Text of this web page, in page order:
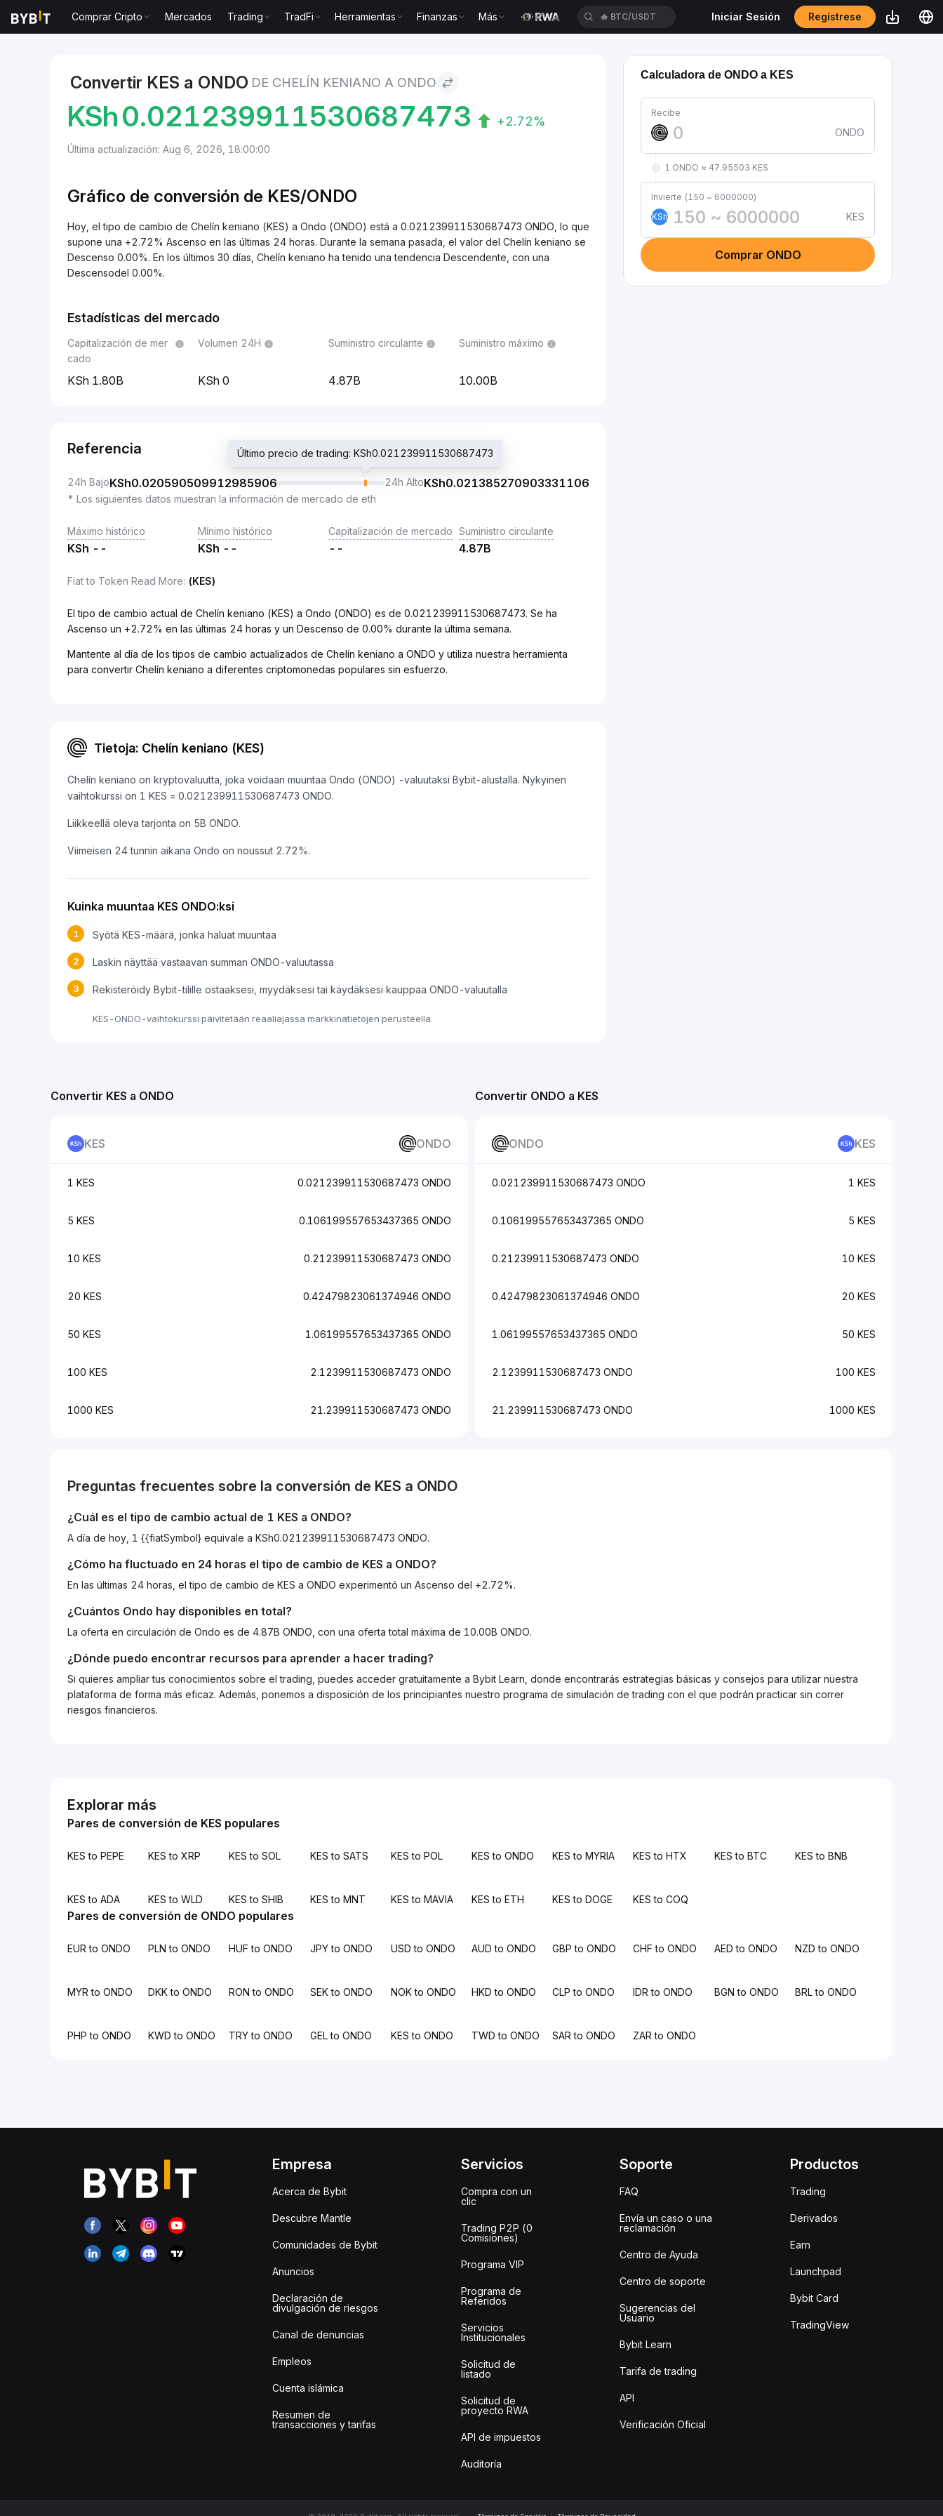
Comprar Cripto Mercados Trading TradFi Herramientas Finanzas Más 🔥 BTC/USDT Iniciar Sesión Regístrese
Convertir KES a ONDO DE CHELÍN KENIANO A ONDO
KSh0.021239911530687473 +2.72%
Última actualización: Aug 6, 2026, 18:00:00
Gráfico de conversión de KES/ONDO
Hoy, el tipo de cambio de Chelín keniano (KES) a Ondo (ONDO) está a 0.021239911530687473 ONDO, lo que
supone una +2.72% Ascenso en las últimas 24 horas. Durante la semana pasada, el valor del Chelín keniano se
Descenso 0.00%. En los últimos 30 días, Chelín keniano ha tenido una tendencia Descendente, con una
Descensodel 0.00%.
Estadísticas del mercado
Capitalización de mer
cado
1.80B
Volumen 24H
0
Suministro circulante
4.87B
Suministro máximo
10.00B
Referencia
24h BajoKSh0.020590509912985906
Último precio de trading: KSh0.021239911530687473
24h AltoKSh0.021385270903331106
* Los siguientes datos muestran la información de mercado de eth
Máximo histórico
KSh --
Mínimo histórico
KSh --
Capitalización de mercado
--
Suministro circulante
4.87B
Fiat to Token Read More: (KES)
El tipo de cambio actual de Chelín keniano (KES) a Ondo (ONDO) es de 0.021239911530687473. Se ha
Ascenso un +2.72% en las últimas 24 horas y un Descenso de 0.00% durante la última semana.
Mantente al día de los tipos de cambio actualizados de Chelín keniano a ONDO y utiliza nuestra herramienta
para convertir Chelín keniano a diferentes criptomonedas populares sin esfuerzo.
Tietoja: Chelín keniano (KES)
Chelín keniano on kryptovaluutta, joka voidaan muuntaa Ondo (ONDO) -valuutaksi Bybit-alustalla. Nykyinen
vaihtokurssi on 1 KES = 0.021239911530687473 ONDO.
Liikkeellä oleva tarjonta on 5B ONDO.
Viimeisen 24 tunnin aikana Ondo on noussut 2.72%.
Kuinka muuntaa KES ONDO:ksi
1 Syötä KES-määrä, jonka haluat muuntaa
2 Laskin näyttää vastaavan summan ONDO-valuutassa
3 Rekisteröidy Bybit-tilille ostaaksesi, myydäksesi tai käydäksesi kauppaa ONDO-valuutalla
KES-ONDO-vaihtokurssi päivitetään reaaliajassa markkinatietojen perusteella.
Calculadora de ONDO a KES
Recibe
ONDO
1 ONDO ≈ 47.95503 KES
Invierte (150 ~ 6000000)
KSh
KES
Comprar ONDO
Convertir ONDO a KES
ONDO KES
0.021239911530687473 ONDO 1 KES
0.106199557653437365 ONDO 5 KES
0.21239911530687473 ONDO 10 KES
0.42479823061374946 ONDO 20 KES
1.06199557653437365 ONDO 50 KES
2.1239911530687473 ONDO 100 KES
21.239911530687473 ONDO 1000 KES
Convertir KES a ONDO
KES ONDO
1 KES 0.021239911530687473 ONDO
5 KES 0.106199557653437365 ONDO
10 KES 0.21239911530687473 ONDO
20 KES 0.42479823061374946 ONDO
50 KES 1.06199557653437365 ONDO
100 KES 2.1239911530687473 ONDO
1000 KES 21.239911530687473 ONDO
Preguntas frecuentes sobre la conversión de KES a ONDO
¿Cuál es el tipo de cambio actual de 1 KES a ONDO?
A día de hoy, 1 {{fiatSymbol} equivale a KSh0.021239911530687473 ONDO.
¿Cómo ha fluctuado en 24 horas el tipo de cambio de KES a ONDO?
En las últimas 24 horas, el tipo de cambio de KES a ONDO experimentó un Ascenso del +2.72%.
¿Cuántos Ondo hay disponibles en total?
La oferta en circulación de Ondo es de 4.87B ONDO, con una oferta total máxima de 10.00B ONDO.
¿Dónde puedo encontrar recursos para aprender a hacer trading?
Si quieres ampliar tus conocimientos sobre el trading, puedes acceder gratuitamente a Bybit Learn, donde encontrarás estrategias básicas y consejos para utilizar nuestra
plataforma de forma más eficaz. Además, ponemos a disposición de los principiantes nuestro programa de simulación de trading con el que podrán practicar sin correr
riesgos financieros.
Explorar más
Pares de conversión de KES populares
KES to PEPE KES to XRP KES to SOL KES to SATS KES to POL KES to ONDO KES to MYRIA KES to HTX KES to BTC KES to BNB
KES to ADA KES to WLD KES to SHIB KES to MNT KES to MAVIA KES to ETH KES to DOGE KES to COQ
Pares de conversión de ONDO populares
EUR to ONDO PLN to ONDO HUF to ONDO JPY to ONDO USD to ONDO AUD to ONDO GBP to ONDO CHF to ONDO AED to ONDO NZD to ONDO
MYR to ONDO DKK to ONDO RON to ONDO SEK to ONDO NOK to ONDO HKD to ONDO CLP to ONDO IDR to ONDO BGN to ONDO BRL to ONDO
PHP to ONDO KWD to ONDO TRY to ONDO GEL to ONDO KES to ONDO TWD to ONDO SAR to ONDO ZAR to ONDO
Empresa
Acerca de Bybit
Descubre Mantle
Comunidades de Bybit
Anuncios
Declaración de
divulgación de riesgos
Canal de denuncias
Empleos
Cuenta islámica
Resumen de
transacciones y tarifas
Servicios
Compra con un
clic
Trading P2P (0
Comisiones)
Programa VIP
Programa de
Referidos
Servicios
Institucionales
Solicitud de
listado
Solicitud de
proyecto RWA
API de impuestos
Auditoría
Soporte
FAQ
Envía un caso o una
reclamación
Centro de Ayuda
Centro de soporte
Sugerencias del
Usuario
Bybit Learn
Tarifa de trading
API
Verificación Oficial
Productos
Trading
Derivados
Earn
Launchpad
Bybit Card
TradingView